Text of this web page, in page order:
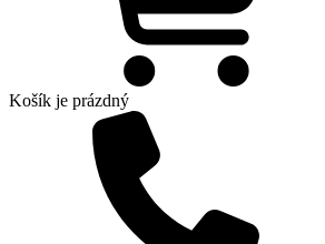
Košík je prázdný